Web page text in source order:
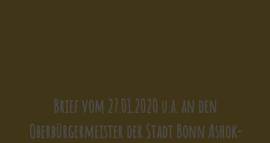
Brief vom 27.01.2020 u.a. an den
Oberbürgermeister der Stadt Bonn Ashok-